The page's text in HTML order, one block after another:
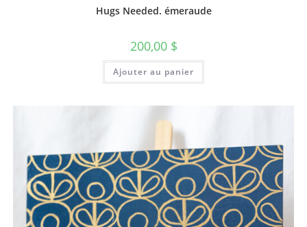
Hugs Needed. émeraude
200,00 $
Ajouter au panier